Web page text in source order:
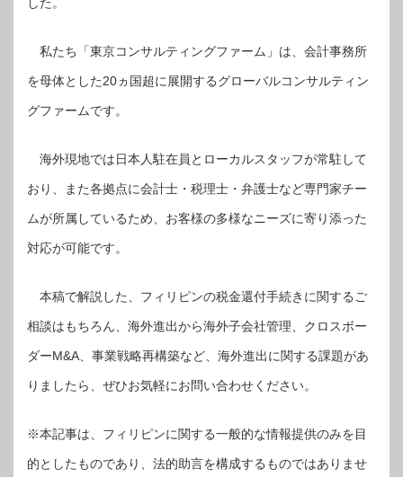
私たち「東京コンサルティングファーム」は、会計事務所
を母体とした20ヵ国超に展開するグローバルコンサルティン
グファームです。
海外現地では日本人駐在員とローカルスタッフが常駐して
おり、また各拠点に会計士・税理士・弁護士など専門家チー
ムが所属しているため、お客様の多様なニーズに寄り添った
対応が可能です。
本稿で解説した、フィリピンの税金還付手続きに関するご
相談はもちろん、海外進出から海外子会社管理、クロスボー
ダーM&A、事業戦略再構築など、海外進出に関する課題があ
りましたら、ぜひお気軽にお問い合わせください。
※本記事は、フィリピンに関する一般的な情報提供のみを目
的としたものであり、法的助言を構成するものではありませ